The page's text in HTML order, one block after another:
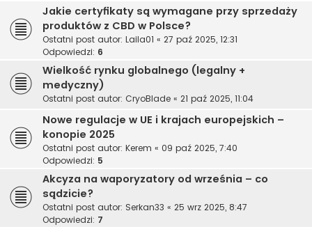
Jakie certyfikaty są wymagane przy sprzedaży
produktów z CBD w Polsce?
Ostatni post autor: Laila01 « 27 paź 2025, 12:31
Odpowiedzi: 6
Wielkość rynku globalnego (legalny +
medyczny)
Ostatni post autor: CryoBlade « 21 paź 2025, 11:04
Nowe regulacje w UE i krajach europejskich –
konopie 2025
Ostatni post autor: Kerem « 09 paź 2025, 7:40
Odpowiedzi: 5
Akcyza na waporyzatory od września – co
sądzicie?
Ostatni post autor: Serkan33 « 25 wrz 2025, 8:47
Odpowiedzi: 7